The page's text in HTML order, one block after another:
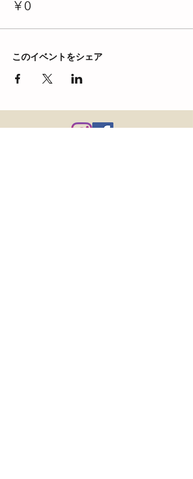
￥0
このイベントをシェア